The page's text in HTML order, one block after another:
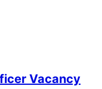
Vacancy